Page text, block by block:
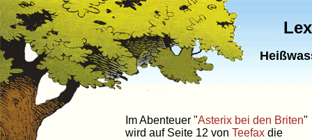
Im Abenteuer "Asterix bei den Briten"
wird auf Seite 12 von Teefax die